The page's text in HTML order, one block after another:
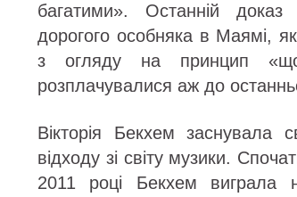
багатими». Останній
дорогого особняка в Маямі,
з огляду на принцип
розплачувалися аж до
Вікторія Бекхем заснувала
відходу зі світу музики.
2011 році Бекхем виграла